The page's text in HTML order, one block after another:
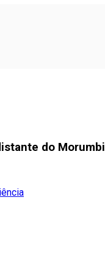
do Morumbi